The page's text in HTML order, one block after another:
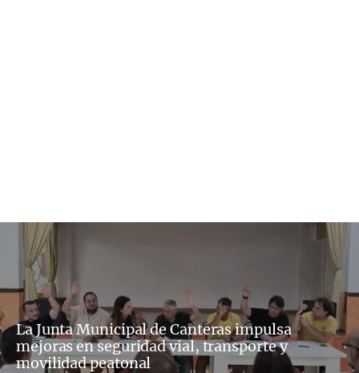
La Junta Municipal de Canteras impulsa
mejoras en seguridad vial, transporte y
movilidad peatonal